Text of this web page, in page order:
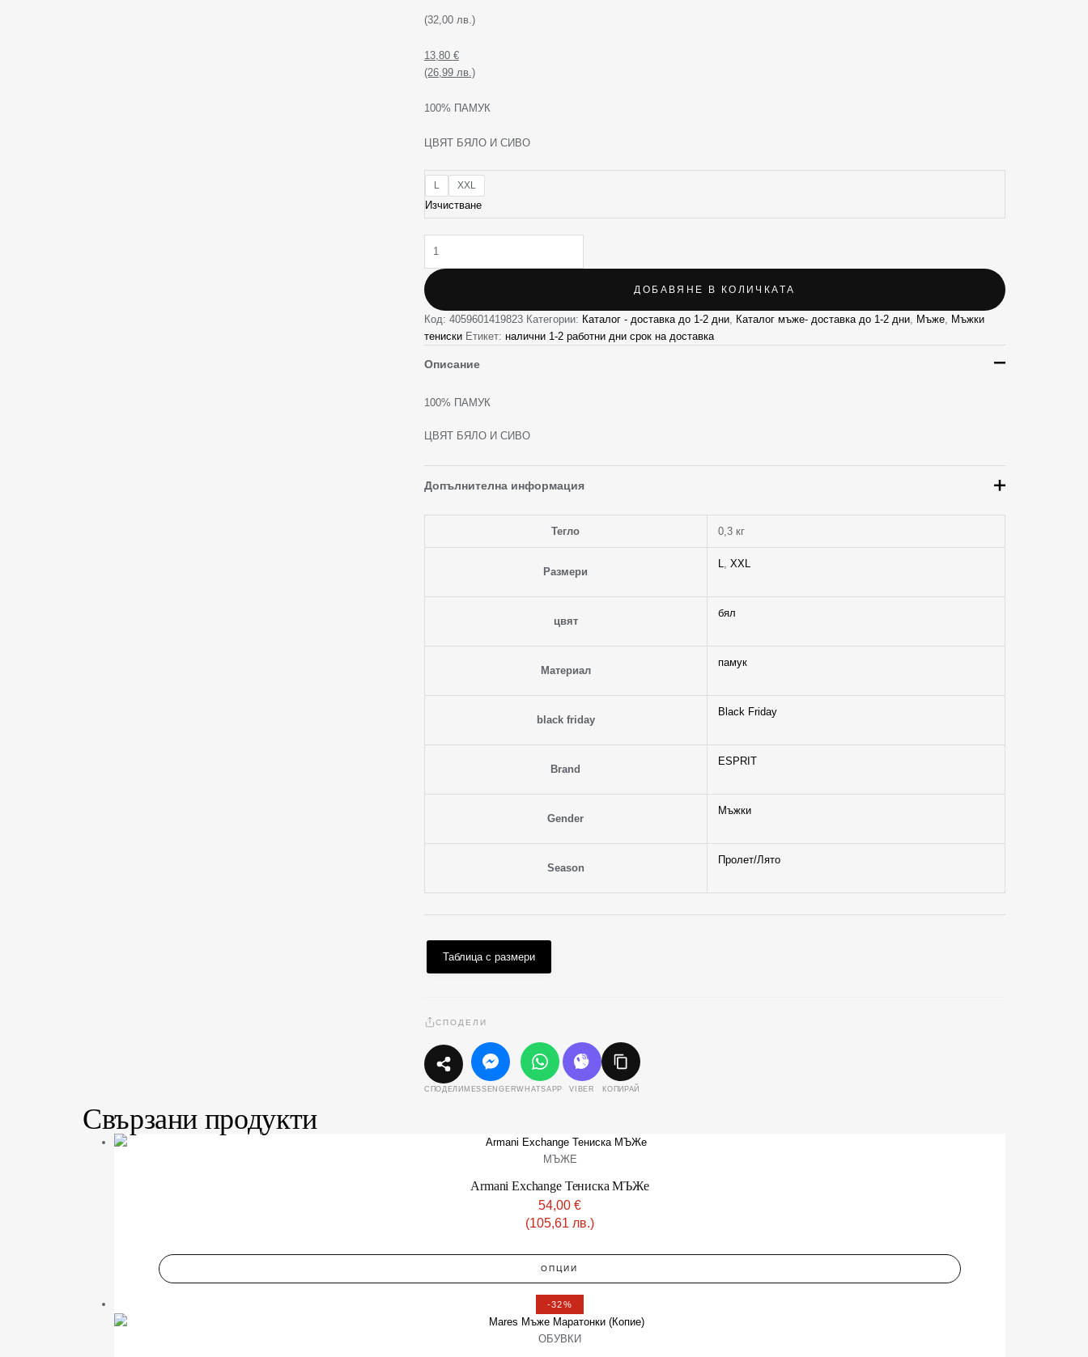
(32,00 лв.)
13,80 €
(26,99 лв.)
100% ПАМУК
ЦВЯТ БЯЛО И СИВО
L XXL
Изчистване
ДОБАВЯНЕ В КОЛИЧКАТА
Код: 4059601419823 Категории: Каталог - доставка до 1-2 дни, Каталог мъже- доставка до 1-2 дни, Мъже, Мъжки
тениски Етикет: налични 1-2 работни дни срок на доставка
Описание
100% ПАМУК
ЦВЯТ БЯЛО И СИВО
Допълнителна информация
Тегло 0,3 кг
Размери
XXL
цвят
бял
Материал
памук
black friday
Black Friday
Brand
ESPRIT
Gender
Мъжки
Season
Пролет/Лято
Таблица с размери
СПОДЕЛИ
СПОДЕЛИ MESSENGERWHATSAPP VIBER КОПИРАЙ
Свързани продукти
МЪЖЕ
Armani Exchange Тениска МЪЖe
54,00 €
(105,61 лв.)
ОПЦИИ
-32%
OБУВКИ